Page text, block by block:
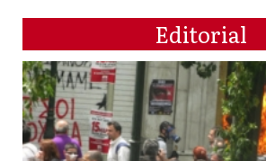
Editorial